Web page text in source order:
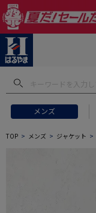
メンズ
TOP メンズ ジャケット